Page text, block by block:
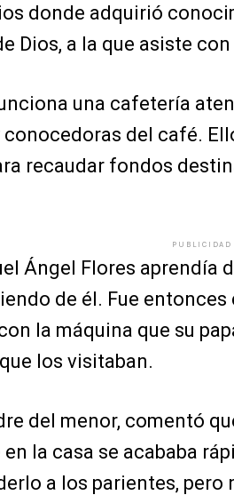
donde adquirió
Dios, a la que asiste
una cafetería
conocedoras del café.
recaudar fondos
PUBLICIDAD
Ángel Flores aprendía
de él. Fue
la máquina que su
los visitaban.
del menor, comentó
la casa se acababa
a los parientes,